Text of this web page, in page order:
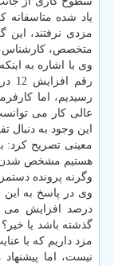
یاد شده متاسفانه
مزدی نرفتند،
متخصص،
وی با اشاره به
رسیدیم، اما
این وجود به دنبال
معینی تصریح كرد:
وگرنه پرونده
درصد افزایش می
مزد داریم كه با
نیست، اما